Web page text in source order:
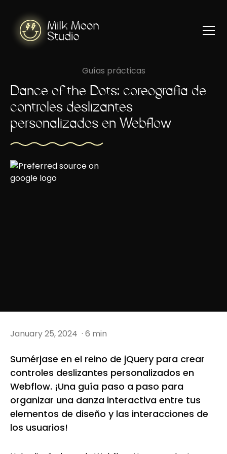
Guías prácticas
Dance of the Dots: coreografía de
controles deslizantes
personalizados en Webflow
January 25, 2024 · 6 min
Sumérjase en el reino de jQuery para crear
controles deslizantes personalizados en
Webflow. ¡Una guía paso a paso para
organizar una danza interactiva entre tus
elementos de diseño y las interacciones de
los usuarios!